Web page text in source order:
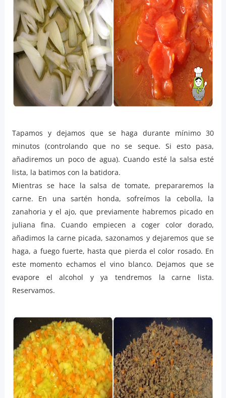
Tapamos y dejamos que se haga durante mínimo 30
minutos (controlando que no se seque. Si esto pasa,
añadiremos un poco de agua). Cuando esté la salsa esté
lista, la batimos con la batidora.
Mientras se hace la salsa de tomate, prepararemos la
carne. En una sartén honda, sofreímos la cebolla, la
zanahoria y el ajo, que previamente habremos picado en
juliana fina. Cuando empiecen a coger color dorado,
añadimos la carne picada, sazonamos y dejaremos que se
haga, a fuego fuerte, hasta que pierda el color rosado. En
este momento echamos el vino blanco. Dejamos que se
evapore el alcohol y ya tendremos la carne lista.
Reservamos.